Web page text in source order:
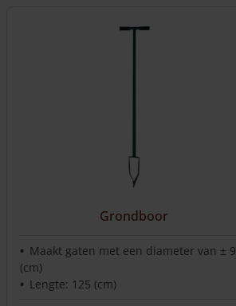
Grondboor
Maakt gaten met een diameter van ± 9
(cm)
Lengte: 125 (cm)